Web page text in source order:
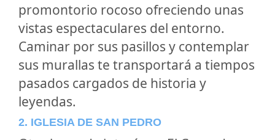
promontorio rocoso ofreciendo unas
vistas espectaculares del entorno.
Caminar por sus pasillos y contemplar
sus murallas te transportará a tiempos
pasados cargados de historia y
leyendas.
2. IGLESIA DE SAN PEDRO